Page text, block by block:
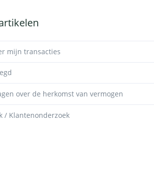
mijn transacties
over de herkomst van vermogen
/ Klantenonderzoek